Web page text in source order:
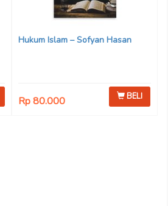
Hukum Islam – Sofyan Hasan
Rp 80.000 BELI